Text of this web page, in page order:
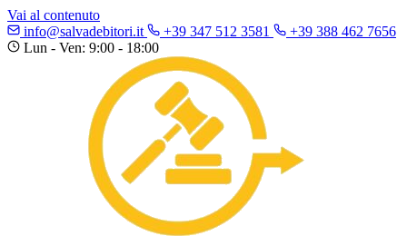
Vai al contenuto
info@salvadebitori.it
+39 347 512 3581
+39 388 462 7656
Lun - Ven: 9:00 - 18:00